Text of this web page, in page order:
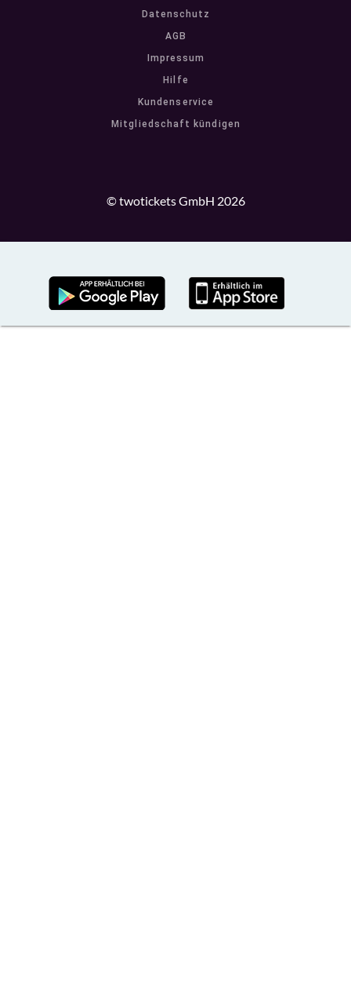
Datenschutz
AGB
Impressum
Hilfe
Kundenservice
Mitgliedschaft kündigen
© twotickets GmbH 2026